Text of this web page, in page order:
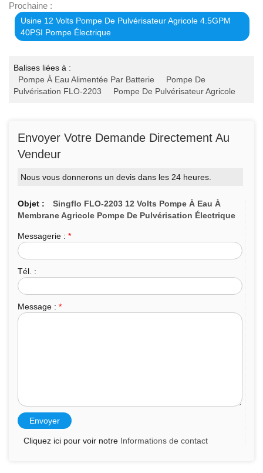
Prochaine :
Usine 12 Volts Pompe De Pulvérisateur Agricole 4.5GPM
40PSI Pompe Électrique
Balises liées à :
Pompe À Eau Alimentée Par Batterie
Pompe De
Pulvérisation FLO-2203
Pompe De Pulvérisateur Agricole
Envoyer Votre Demande Directement Au
Vendeur
Nous vous donnerons un devis dans les 24 heures.
Objet :
Singflo FLO-2203 12 Volts Pompe À Eau À
Membrane Agricole Pompe De Pulvérisation Électrique
Messagerie : *
Tél. :
Message : *
Cliquez ici pour voir notre Informations de contact